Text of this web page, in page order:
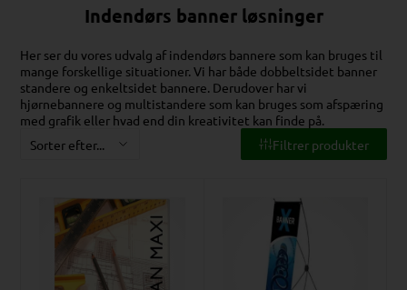
Indendørs banner løsninger
Her ser du vores udvalg af indendørs bannere som kan bruges til
mange forskellige situationer. Vi har både dobbeltsidet banner
standere og enkeltsidet bannere. Derudover har vi
hjørnebannere og multistandere som kan bruges som afspæring
med grafik eller hvad end din kreativitet kan finde på.
Filtrer produkter